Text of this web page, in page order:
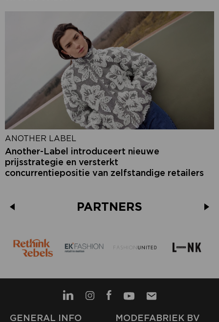
ANOTHER LABEL
Another-Label introduceert nieuwe
prijsstrategie en versterkt
concurrentiepositie van zelfstandige retailers
PARTNERS
GENERAL INFO MODEFABRIEK BV